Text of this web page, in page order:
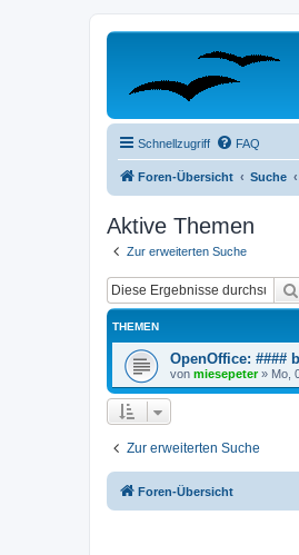
Schnellzugriff FAQ
Foren-Übersicht Suche
Aktive Themen
Zur erweiterten Suche
THEMEN
OpenOffice: ####
von miesepeter» Mo,
Zur erweiterten Suche
Foren-Übersicht